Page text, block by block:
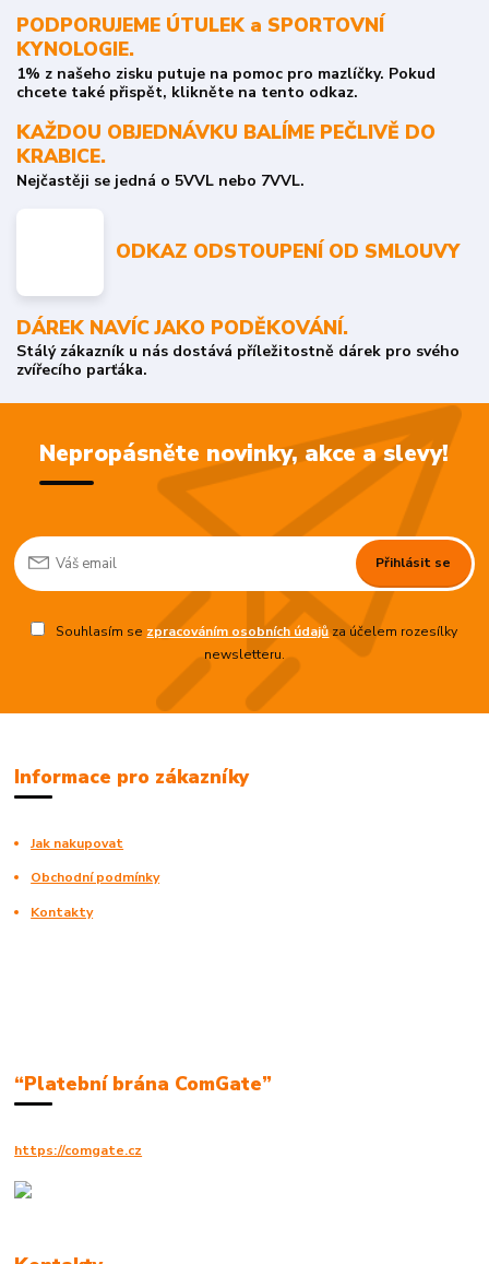
PODPORUJEME ÚTULEK a SPORTOVNÍ
KYNOLOGIE.
1% z našeho zisku putuje na pomoc pro mazlíčky. Pokud
chcete také přispět, klikněte na tento odkaz.
KAŽDOU OBJEDNÁVKU BALÍME PEČLIVĚ DO
KRABICE.
Nejčastěji se jedná o 5VVL nebo 7VVL.
ODKAZ ODSTOUPENÍ OD SMLOUVY
DÁREK NAVÍC JAKO PODĚKOVÁNÍ.
Stálý zákazník u nás dostává příležitostně dárek pro svého
zvířecího parťáka.
Nepropásněte novinky, akce a slevy!
Přihlásit se
Souhlasím se zpracováním osobních údajůza účelem rozesílky
newsletteru.
Informace pro zákazníky
Jak nakupovat
Obchodní podmínky
Kontakty
“Platební brána ComGate”
https://comgate.cz